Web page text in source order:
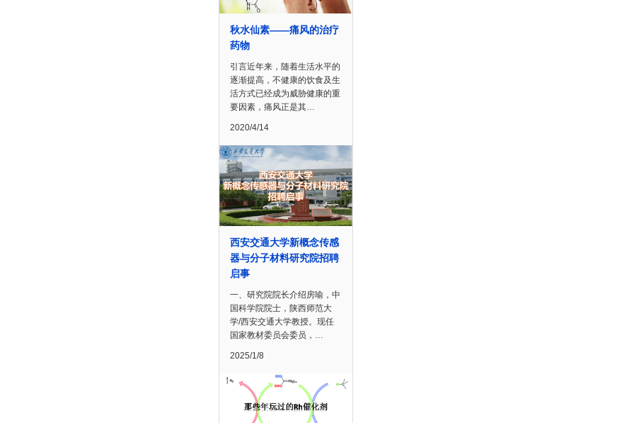
秋水仙素——痛风的治疗
药物
引言近年来，随着生活水平的
逐渐提高，不健康的饮食及生
活方式已经成为威胁健康的重
要因素，痛风正是其…
2020/4/14
西安交通大学新概念传感
器与分子材料研究院招聘
启事
一、研究院院长介绍房喻，中
国科学院院士，陕西师范大
学/西安交通大学教授。现任
国家教材委员会委员，…
2025/1/8